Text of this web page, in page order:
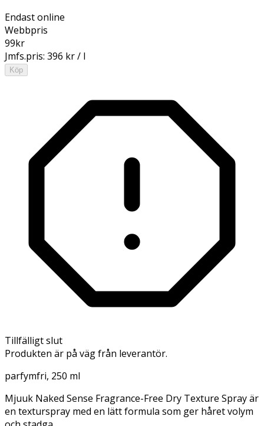
Endast online
Webbpris
99kr
Jmfs.pris: 396 kr / l
Köp
Tillfälligt slut
Produkten är på väg från leverantör.
parfymfri, 250 ml
Mjuuk Naked Sense Fragrance-Free Dry Texture Spray är
en texturspray med en lätt formula som ger håret volym